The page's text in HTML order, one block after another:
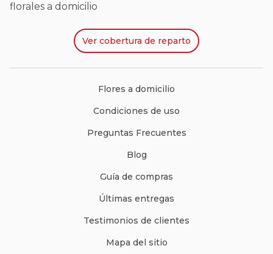
florales a domicilio
Ver cobertura de reparto
Flores a domicilio
Condiciones de uso
Preguntas Frecuentes
Blog
Guía de compras
Últimas entregas
Testimonios de clientes
Mapa del sitio